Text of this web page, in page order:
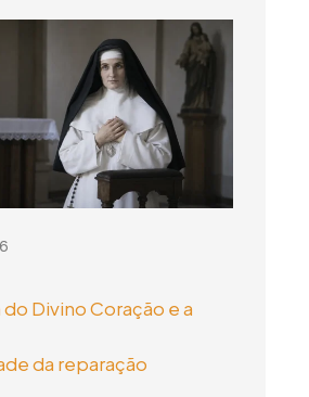
do Divino Coração e a
da reparação